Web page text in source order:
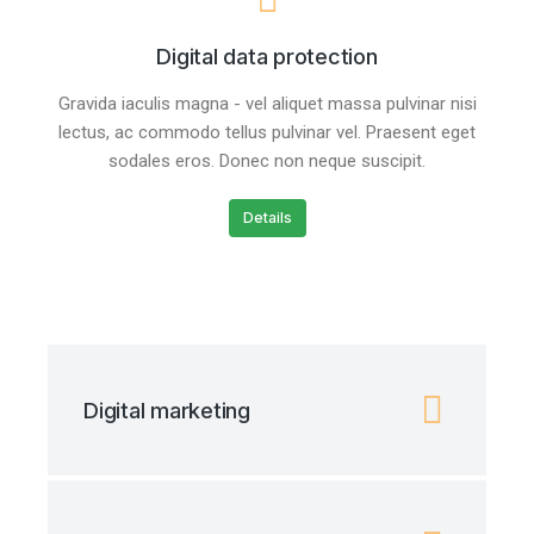
Digital data protection
Gravida iaculis magna - vel aliquet massa pulvinar nisi
lectus, ac commodo tellus pulvinar vel. Praesent eget
sodales eros. Donec non neque suscipit.
Details
Digital marketing